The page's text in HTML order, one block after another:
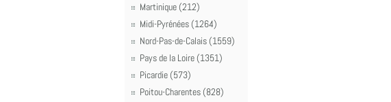
Martinique (212)
Midi-Pyrénées (1264)
Nord-Pas-de-Calais (1559)
Pays de la Loire (1351)
Picardie (573)
Poitou-Charentes (828)